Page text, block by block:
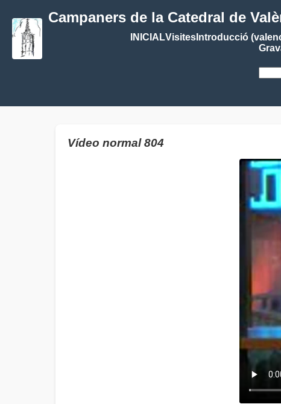
Campaners de la Catedral de
INICIALVisitesIntroducció
Vídeo normal 804